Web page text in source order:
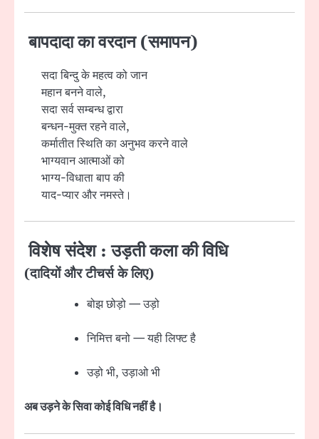
बापदादा का वरदान (समापन)
सदा बिन्दु के महत्व को जान
महान बनने वाले,
सदा सर्व सम्बन्ध द्वारा
बन्धन-मुक्त रहने वाले,
कर्मातीत स्थिति का अनुभव करने वाले
भाग्यवान आत्माओं को
भाग्य-विधाता बाप की
याद-प्यार और नमस्ते।
विशेष संदेश : उड़ती कला की विधि
(दादियों और टीचर्स के लिए)
बोझ छोड़ो — उड़ो
निमित्त बनो — यही लिफ्ट है
उड़ो भी, उड़ाओ भी
अब उड़ने के सिवा कोई विधि नहीं है।